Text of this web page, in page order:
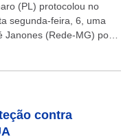
(PL) protocolou no
segunda-feira, 6, uma
(Rede-MG) por
contra